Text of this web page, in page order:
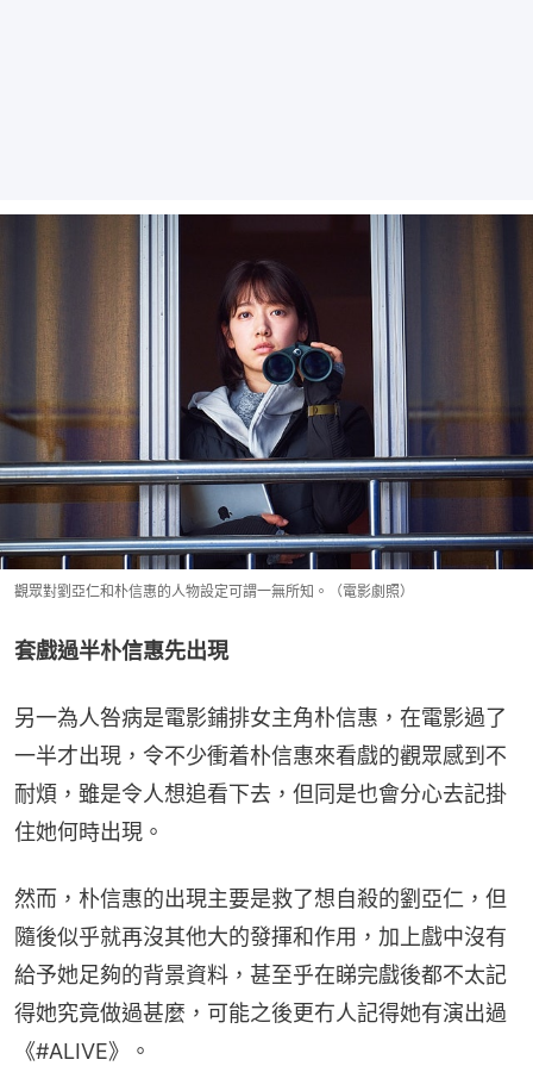
觀眾對劉亞仁和朴信惠的人物設定可謂一無所知。（電影劇照）
套戲過半朴信惠先出現
另一為人咎病是電影鋪排女主角朴信惠，在電影過了
一半才出現，令不少衝着朴信惠來看戲的觀眾感到不
耐煩，雖是令人想追看下去，但同是也會分心去記掛
住她何時出現。
然而，朴信惠的出現主要是救了想自殺的劉亞仁，但
隨後似乎就再沒其他大的發揮和作用，加上戲中沒有
給予她足夠的背景資料，甚至乎在睇完戲後都不太記
得她究竟做過甚麼，可能之後更冇人記得她有演出過
《#ALIVE》。